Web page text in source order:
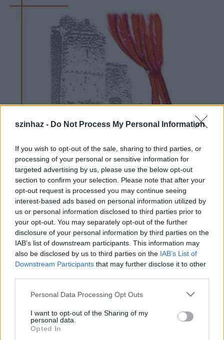
szinhaz - Do Not Process My Personal Information
If you wish to opt-out of the sale, sharing to third parties, or
processing of your personal or sensitive information for
targeted advertising by us, please use the below opt-out
section to confirm your selection. Please note that after your
opt-out request is processed you may continue seeing
interest-based ads based on personal information utilized by
us or personal information disclosed to third parties prior to
your opt-out. You may separately opt-out of the further
disclosure of your personal information by third parties on the
IAB’s list of downstream participants. This information may
also be disclosed by us to third parties on the IAB’s List of
Downstream Participants that may further disclose it to other
Please note that this website/app uses one or more Google
not limited to your visit or usage behaviour. You may click to
grant or deny consent to Google and its third-party tags to
use your data for below specified purposes in below Google
Personal Data Processing Opt Outs
I want to opt-out of the Sharing of my
personal data.
Opted In
A színház 12,1 millió forintot nyertMozgásban a
kultúracímű programjához, amelyben három
veszprémi mellett a nagyvázsonyi és a sümegi
A teátrum idén tavasszal és ősszel 4-4 alkalommal
három órás témanapot tart az intézményekben: